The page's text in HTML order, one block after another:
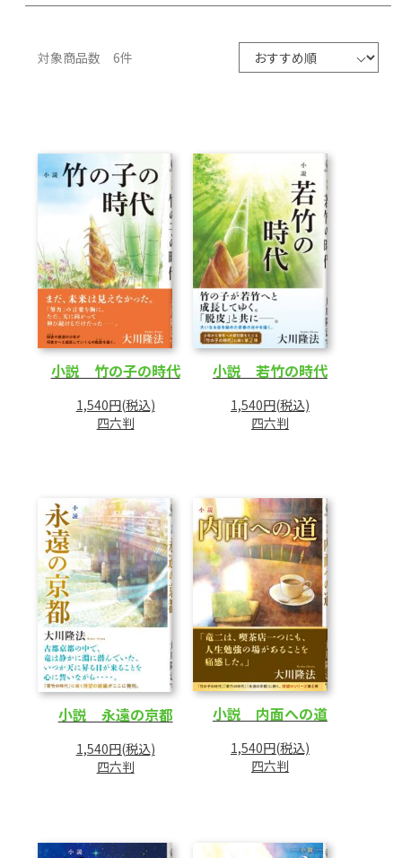
対象商品数 6件
小説 竹の子の時代
1,540円(税込)
四六判
小説 若竹の時代
1,540円(税込)
四六判
小説 永遠の京都
1,540円(税込)
四六判
小説 内面への道
1,540円(税込)
四六判